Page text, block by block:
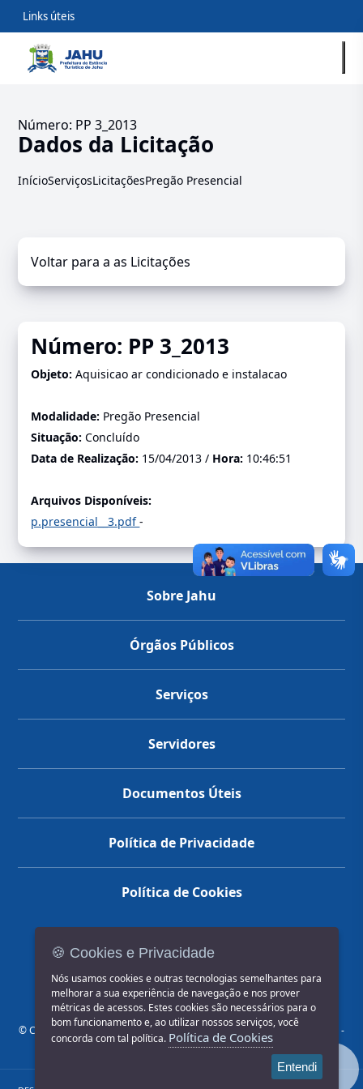
Links úteis
Número: PP 3_2013
Dados da Licitação
InícioServiçosLicitaçõesPregão Presencial
Voltar para a as Licitações
Número: PP 3_2013
Objeto:Aquisicao ar condicionado e instalacao
Modalidade: Pregão Presencial
Situação:Concluído
Data de Realização: 15/04/2013 / Hora: 10:46:51
Arquivos Disponíveis:
p.presencial__3.pdf-
Sobre Jahu
Órgãos Públicos
Serviços
Servidores
Documentos Úteis
Política de Privacidade
Política de Cookies
© COPYRIGHT 2026, Prefeitura Municipal de Jahu | Rua Paissandu, 444 -
Centro CEP: 17201-900
🍪 Cookies e Privacidade
Nós usamos cookies e outras tecnologias semelhantes para
melhorar a sua experiência de navegação e nos prover
métricas de acessos. Estes cookies são necessários para o
bom funcionamento e, ao utilizar nossos serviços, você
concorda com tal política. Política de Cookies
Entendi